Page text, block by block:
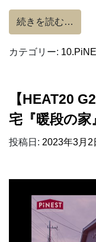
続きを読む…
カテゴリー:
【HEAT20
宅『暖段の
投稿日: 2023年3月2